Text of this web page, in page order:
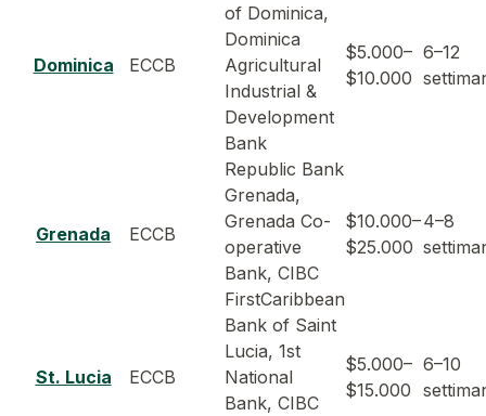
Dominica ECCB
of Dominica,
Dominica
Agricultural
Industrial &
Development
Bank
$5.000–
$10.000
6–12
Grenada ECCB
Republic Bank
Grenada,
Grenada Co-
operative
Bank, CIBC
FirstCaribbean
$10.000–
$25.000
4–8
St. Lucia ECCB
Bank of Saint
Lucia, 1st
National
Bank, CIBC
$5.000–
$15.000
6–10